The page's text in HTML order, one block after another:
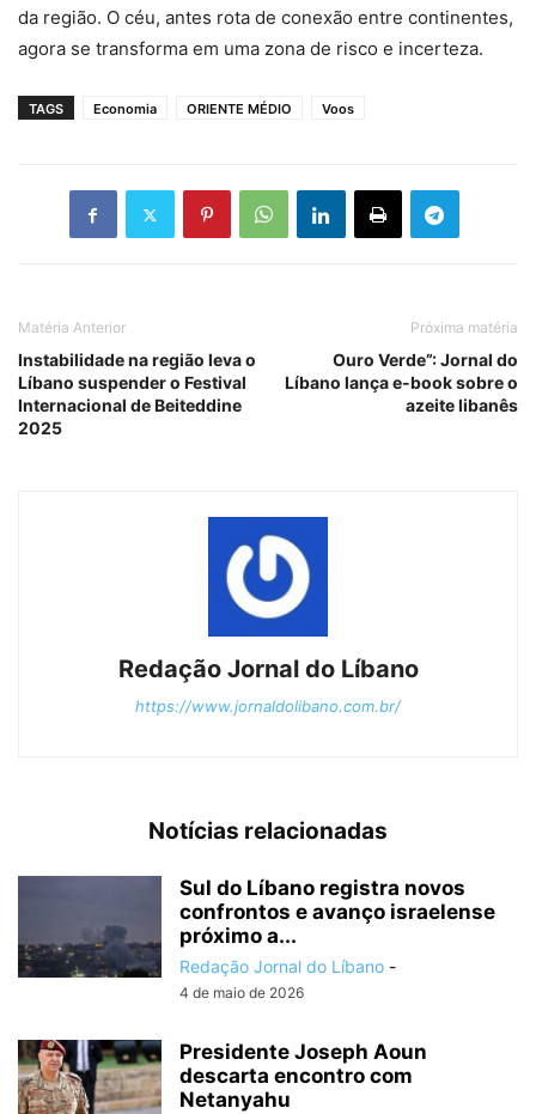
da região. O céu, antes rota de conexão entre continentes,
agora se transforma em uma zona de risco e incerteza.
TAGS Economia ORIENTE MÉDIO Voos
Matéria Anterior
Instabilidade na região leva o
Líbano suspender o Festival
Internacional de Beiteddine
2025
Próxima matéria
Ouro Verde”: Jornal do
Líbano lança e-book sobre o
azeite libanês
Redação Jornal do Líbano
https://www.jornaldolibano.com.br/
Notícias relacionadas
Sul do Líbano registra novos
confrontos e avanço israelense
próximo a...
Redação Jornal do Líbano -
4 de maio de 2026
Presidente Joseph Aoun
descarta encontro com
Netanyahu